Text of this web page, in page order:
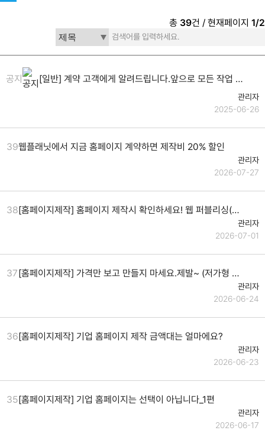
총 39건 / 현재페이지 1/2
공지 [일반] 계약 고객에게 알려드립니다.앞으로 모든 작업 진행사항(유지보수포함)은 마이페이지에서 체크 가능합니다.
관리자
2025-06-26
39웹플래닛에서 지금 홈페이지 계약하면 제작비 20% 할인
관리자
2026-07-27
38 [홈페이지제작] 홈페이지 제작시 확인하세요! 웹 퍼블리싱(코딩) 방식 vs 통이미지 제작 방식
관리자
2026-07-01
37 [홈페이지제작] 가격만 보고 만들지 마세요.제발~ (저가형 홈페이지의 실상_통이미지 홈페이지)
관리자
2026-06-24
36[홈페이지제작] 기업 홈페이지 제작 금액대는 얼마에요?
관리자
2026-06-23
35[홈페이지제작] 기업 홈페이지는 선택이 아닙니다_1편
관리자
2026-06-17